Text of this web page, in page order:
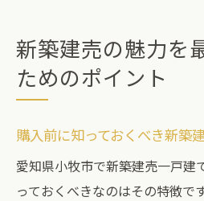
新築建売の魅力を
ためのポイント
購入前に知っておくべき新築
愛知県小牧市で新築建売一戸建
っておくべきなのはその特徴で